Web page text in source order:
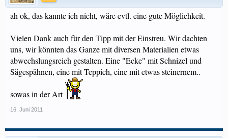
ah ok, das kannte ich nicht, wäre evtl. eine gute Möglichkeit.
Vielen Dank auch für den Tipp mit der Einstreu. Wir dachten
uns, wir könnten das Ganze mit diversen Materialien etwas
abwechslungsreich gestalten. Eine "Ecke" mit Schnizel und
Sägespähnen, eine mit Teppich, eine mit etwas steinernem..
sowas in der Art
16. Juni 2011